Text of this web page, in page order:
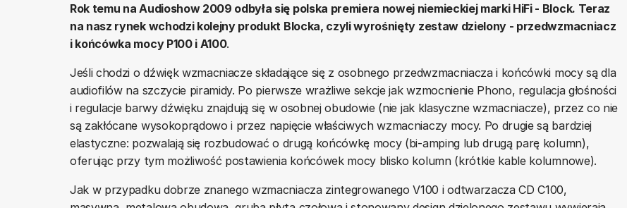
Rok temu na Audioshow 2009 odbyła się polska premiera nowej niemieckiej marki HiFi - Block. Teraz
na nasz rynek wchodzi kolejny produkt Blocka, czyli wyrośnięty zestaw dzielony - przedwzmacniacz
i końcówka mocy P100 i A100.
Jeśli chodzi o dźwięk wzmacniacze składające się z osobnego przedwzmacniacza i końcówki mocy są dla
audiofilów na szczycie piramidy. Po pierwsze wrażliwe sekcje jak wzmocnienie Phono, regulacja głośności
i regulacje barwy dźwięku znajdują się w osobnej obudowie (nie jak klasyczne wzmacniacze), przez co nie
są zakłócane wysokoprądowo i przez napięcie właściwych wzmacniaczy mocy. Po drugie są bardziej
elastyczne: pozwalają się rozbudować o drugą końcówkę mocy (bi-amping lub drugą parę kolumn),
oferując przy tym możliwość postawienia końcówek mocy blisko kolumn (krótkie kable kolumnowe).
Jak w przypadku dobrze znanego wzmacniacza zintegrowanego V100 i odtwarzacza CD C100,